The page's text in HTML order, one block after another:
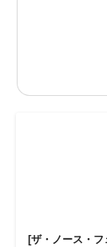
ビジネスと働
AI活用のいま
経営リーダー
マーケ×ITの
ITエンジニア
[ザ・ノース・